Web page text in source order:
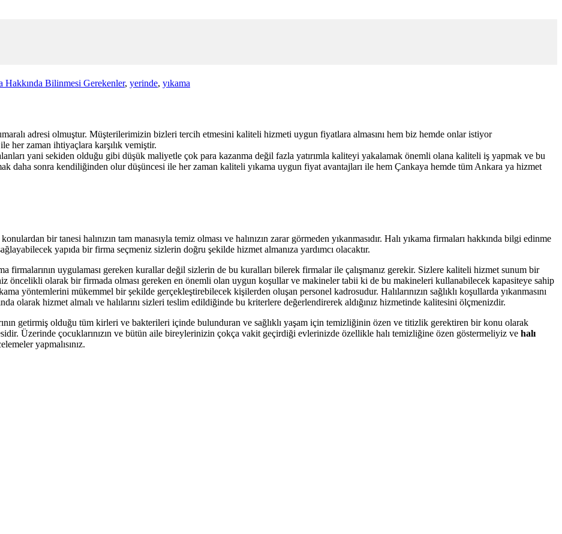
Hakkında Bilinmesi Gerekenler, yerinde, yıkama
adresi olmuştur. Müşterilerimizin bizleri tercih etmesini kaliteli hizmeti uygun fiyatlara almasını hem biz hemde onlar istiyor
her zaman ihtiyaçlara karşılık vemiştir.
yani sekiden olduğu gibi düşük maliyetle çok para kazanma değil fazla yatırımla kaliteyi yakalamak önemli olana kaliteli iş yapmak ve bu
daha sonra kendiliğinden olur düşüncesi ile her zaman kaliteli yıkama uygun fiyat avantajları ile hem Çankaya hemde tüm Ankara ya hizmet
bir tanesi halınızın tam manasıyla temiz olması ve halınızın zarar görmeden yıkanmasıdır. Halı yıkama firmaları hakkında bilgi edinme
yapıda bir firma seçmeniz sizlerin doğru şekilde hizmet almanıza yardımcı olacaktır.
firmalarının uygulaması gereken kurallar değil sizlerin de bu kuralları bilerek firmalar ile çalışmanız gerekir. Sizlere kaliteli hizmet sunum bir
öncelikli olarak bir firmada olması gereken en önemli olan uygun koşullar ve makineler tabii ki de bu makineleri kullanabilecek kapasiteye sahip
yöntemlerini mükemmel bir şekilde gerçekleştirebilecek kişilerden oluşan personel kadrosudur. Halılarınızın sağlıklı koşullarda yıkanmasını
olarak hizmet almalı ve halılarını sizleri teslim edildiğinde bu kriterlere değerlendirerek aldığınız hizmetinde kalitesini ölçmenizdir.
getirmiş olduğu tüm kirleri ve bakterileri içinde bulunduran ve sağlıklı yaşam için temizliğinin özen ve titizlik gerektiren bir konu olarak
Üzerinde çocuklarınızın ve bütün aile bireylerinizin çokça vakit geçirdiği evlerinizde özellikle halı temizliğine özen göstermeliyiz ve halı
yapmalısınız.